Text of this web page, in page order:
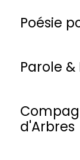
Poésie
Parole &
d'Arbres